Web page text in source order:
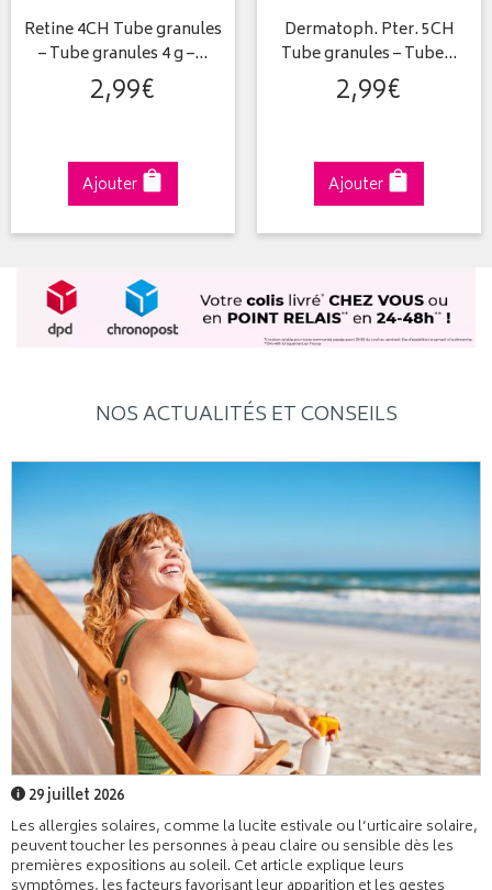
Retine 4CH Tube granules
– Tube granules 4 g –…
2,99€
Ajouter
Dermatoph. Pter. 5CH
Tube granules – Tube…
2,99€
Ajouter
NOS ACTUALITÉS ET CONSEILS
29 juillet 2026
Les allergies solaires, comme la lucite estivale ou l’urticaire solaire,
peuvent toucher les personnes à peau claire ou sensible dès les
premières expositions au soleil. Cet article explique leurs